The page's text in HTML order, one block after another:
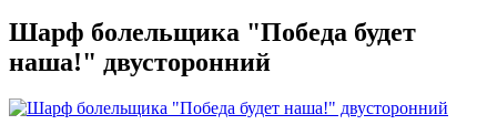
Шарф болельщика "Победа будет
наша!" двусторонний